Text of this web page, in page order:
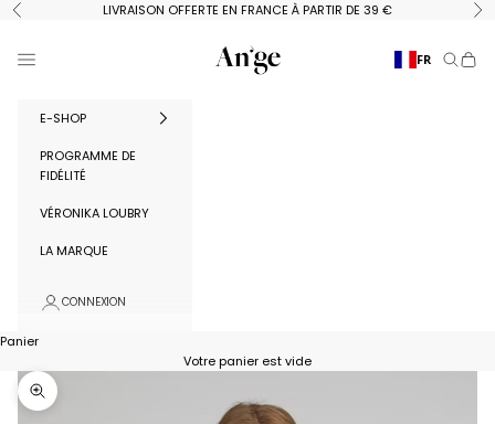
Passer au contenu
Précédent LIVRAISON OFFERTE EN FRANCE À PARTIR DE 39 €
Ange Paris
Menu FR
E-SHOP
PROGRAMME DE
FIDÉLITÉ
VÉRONIKA LOUBRY
LA MARQUE
CONNEXION
Panier
Votre panier est vide
Zoomer sur l'image